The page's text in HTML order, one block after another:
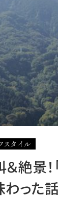
スタイル
絶景
わった